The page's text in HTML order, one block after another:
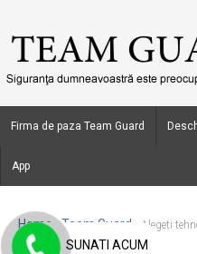
Firma de paza Team Guard
App
Home Team Guard Alegeti
SUNATI ACUM